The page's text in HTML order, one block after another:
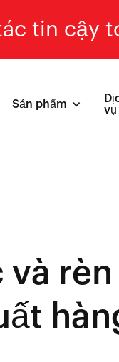
tin cậy
Sản phẩm
vụ
và